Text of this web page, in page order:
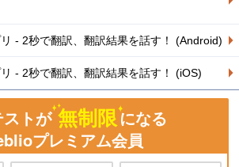
- 2秒で翻訳、翻訳結果を話す！ (Android)
- 2秒で翻訳、翻訳結果を話す！ (iOS)
トが 無制限になる
プレミアム会員